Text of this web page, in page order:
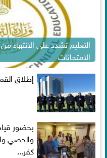
الامتحانات
إطلاق
بحضور
والحصي
كفر...